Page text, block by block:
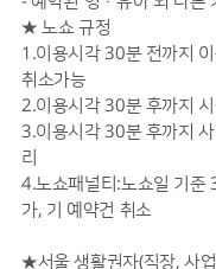
★ 노쇼 규정
1.이용시각 30분 전까지
취소가능
2.이용시각 30분 후까지
3.이용시각 30분 후까지
리
4.노쇼패널티:노쇼일 기준
가, 기 예약건 취소
★서울 생활권자(직장, 사